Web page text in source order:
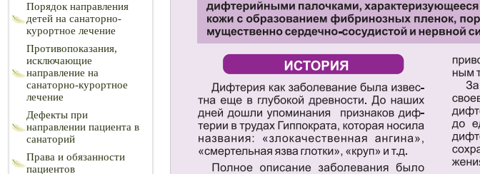
Порядок направления
детей на санаторно-
курортное лечение
Противопоказания,
исключающие
направление на
санаторно-курортное
лечение
Дефекты при
направлении пациента в
санаторий
Права и обязанности
пациентов